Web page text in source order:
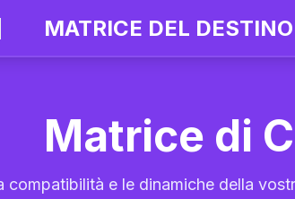
MATRICE DEL DESTINO
Matrice di
compatibilità e le dinamiche della